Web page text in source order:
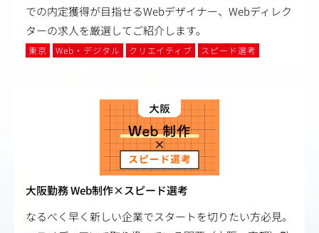
での内定獲得が目指せるWebデザイナー、Webディレク
ターの求人を厳選してご紹介します。
東京 Web・デジタル クリエイティブ スピード選考
大阪勤務 Web制作×スピード選考
なるべく早く新しい企業でスタートを切りたい方必見。